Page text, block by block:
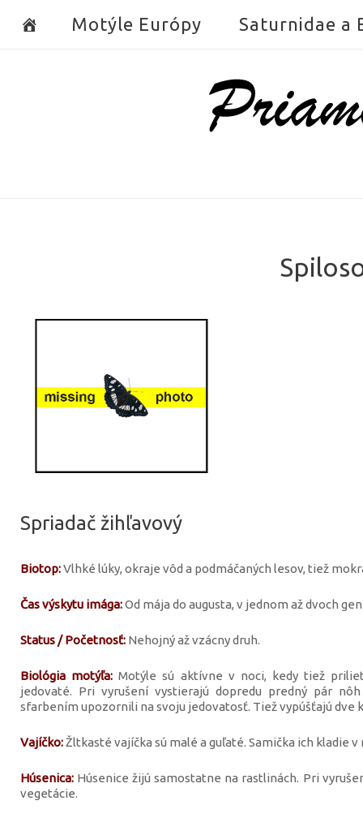
Motýle Európy Saturnidae a
Home
Spriadač žihľavový
Biotop:Vlhké lúky, okraje vôd a podmáčaných lesov, tiež
Čas výskytu imága:Od mája do augusta, v jednom až dvoch
Status / Početnosť: Nehojný až vzácny druh.
Biológia motýľa: Motýle sú aktívne v noci, kedy tiež
jedovaté. Pri vyrušení vystierajú dopredu predný pár
sfarbením upozornili na svoju jedovatosť. Tiež vypúšťajú dve
Vajíčko:Žltkasté vajíčka sú malé a guľaté. Samička ich kladie
Húsenica: Húsenice žijú samostatne na rastlinách. Pri
vegetácie.